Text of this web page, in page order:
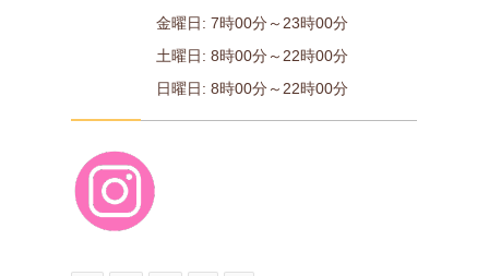
金曜日: 7時00分～23時00分
土曜日: 8時00分～22時00分
日曜日: 8時00分～22時00分